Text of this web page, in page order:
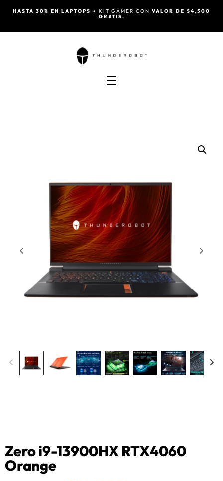
HASTA 30% EN LAPTOPS + KIT GAMER CON VALOR DE $4,500
GRATIS.
Zero i9-13900HX RTX4060
Orange